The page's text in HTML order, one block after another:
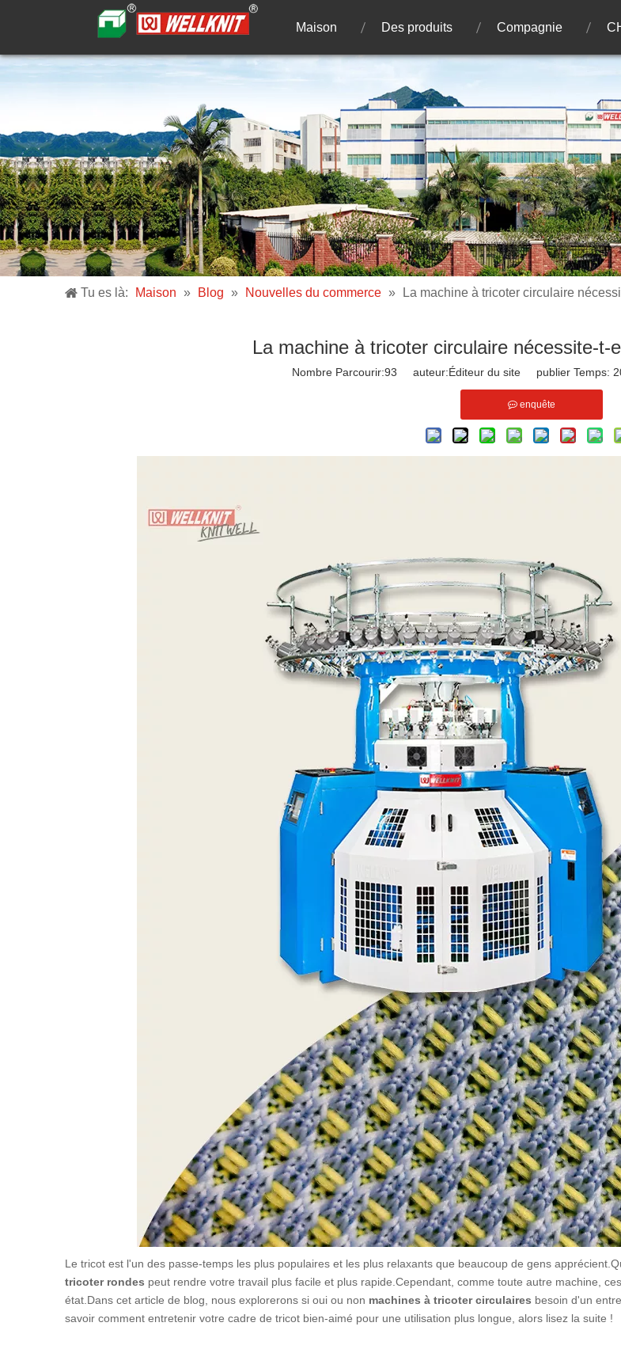
Maison Des produits Compagnie
Tu es là: Maison » Blog » Nouvelles du commerce » La machine à tricoter circulaire
La machine à tricoter circulaire nécessite-t-
Nombre Parcourir:93 auteur:Éditeur du site publier Temps:
enquête
Le tricot est l'un des passe-temps les plus populaires et les plus relaxants que beaucoup de gens
tricoter rondes peut rendre votre travail plus facile et plus rapide.Cependant, comme toute autre machine,
état.Dans cet article de blog, nous explorerons si oui ou non machines à tricoter circulaires besoin d'un
savoir comment entretenir votre cadre de tricot bien-aimé pour une utilisation plus longue, alors lisez la suite !